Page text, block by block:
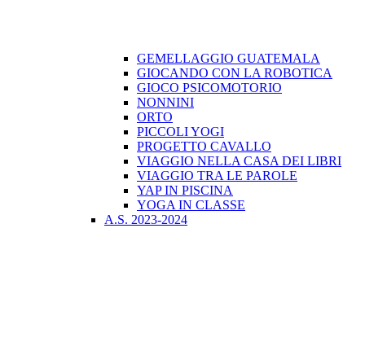
GEMELLAGGIO GUATEMALA
GIOCANDO CON LA ROBOTICA
GIOCO PSICOMOTORIO
NONNINI
ORTO
PICCOLI YOGI
PROGETTO CAVALLO
VIAGGIO NELLA CASA DEI LIBRI
VIAGGIO TRA LE PAROLE
YAP IN PISCINA
YOGA IN CLASSE
A.S. 2023-2024